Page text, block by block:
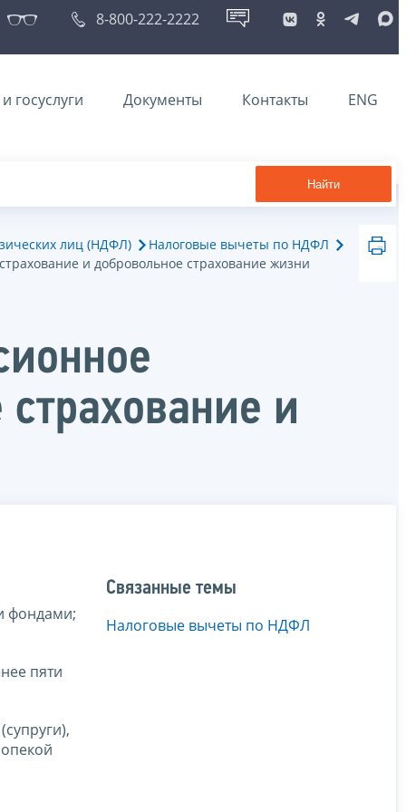
8-800-222-2222
госуслуги Документы Контакты ENG
Найти
лиц (НДФЛ)
Налоговые вычеты по НДФЛ
и добровольное страхование жизни
и
фондами;
пяти
Связанные темы
Налоговые вычеты по НДФЛ